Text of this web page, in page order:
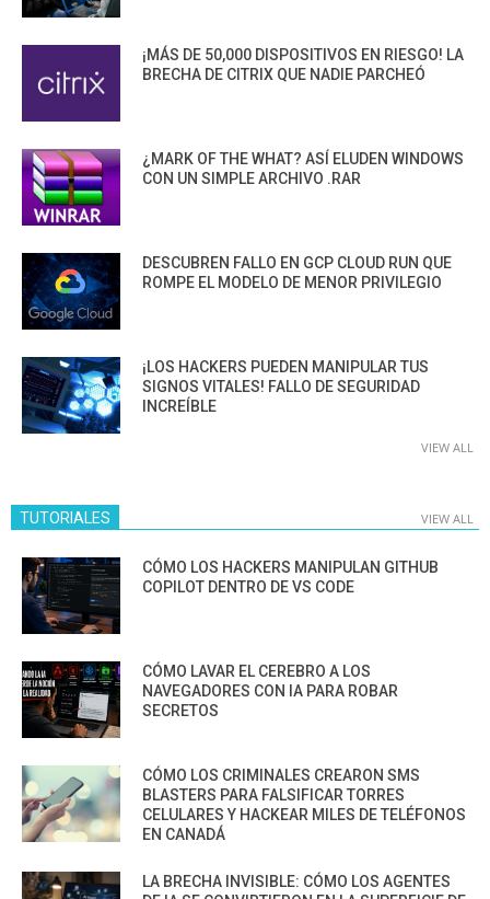
¡MÁS DE 50,000 DISPOSITIVOS EN RIESGO! LA
BRECHA DE CITRIX QUE NADIE PARCHEÓ
¿MARK OF THE WHAT? ASÍ ELUDEN WINDOWS
CON UN SIMPLE ARCHIVO .RAR
DESCUBREN FALLO EN GCP CLOUD RUN QUE
ROMPE EL MODELO DE MENOR PRIVILEGIO
¡LOS HACKERS PUEDEN MANIPULAR TUS
SIGNOS VITALES! FALLO DE SEGURIDAD
INCREÍBLE
VIEW ALL
TUTORIALES VIEW ALL
CÓMO LOS HACKERS MANIPULAN GITHUB
COPILOT DENTRO DE VS CODE
CÓMO LAVAR EL CEREBRO A LOS
NAVEGADORES CON IA PARA ROBAR
SECRETOS
CÓMO LOS CRIMINALES CREARON SMS
BLASTERS PARA FALSIFICAR TORRES
CELULARES Y HACKEAR MILES DE TELÉFONOS
EN CANADÁ
LA BRECHA INVISIBLE: CÓMO LOS AGENTES